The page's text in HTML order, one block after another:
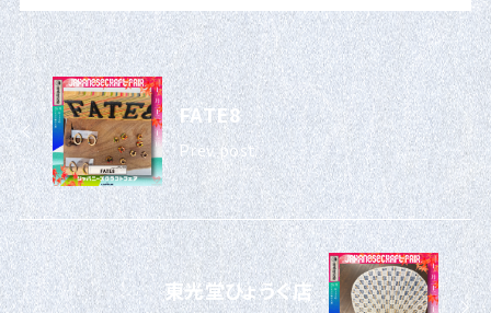
FATE8
Prev post
東光堂ひょうぐ店